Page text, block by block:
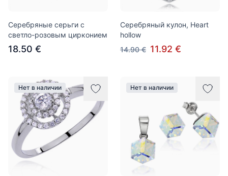
Серебряные серьги с
светло-розовым цирконием
18.50 €
Серебряный кулон, Heart
hollow
14.90 € 11.92 €
Нет в наличии Нет в наличии